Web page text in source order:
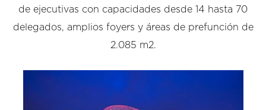
de ejecutivas con capacidades desde 14 hasta 70
delegados, amplios foyers y áreas de prefunción de
2.085 m2.